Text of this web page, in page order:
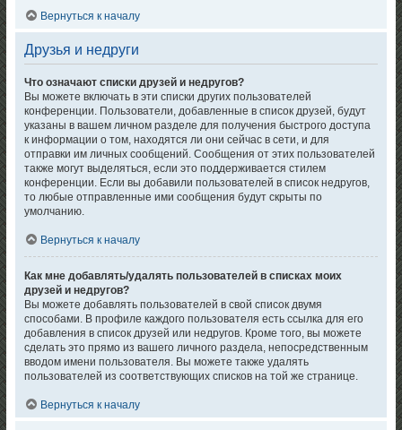
Вернуться к началу
Друзья и недруги
Что означают списки друзей и недругов?
Вы можете включать в эти списки других пользователей
конференции. Пользователи, добавленные в список друзей, будут
указаны в вашем личном разделе для получения быстрого доступа
к информации о том, находятся ли они сейчас в сети, и для
отправки им личных сообщений. Сообщения от этих пользователей
также могут выделяться, если это поддерживается стилем
конференции. Если вы добавили пользователей в список недругов,
то любые отправленные ими сообщения будут скрыты по
умолчанию.
Вернуться к началу
Как мне добавлять/удалять пользователей в списках моих
друзей и недругов?
Вы можете добавлять пользователей в свой список двумя
способами. В профиле каждого пользователя есть ссылка для его
добавления в список друзей или недругов. Кроме того, вы можете
сделать это прямо из вашего личного раздела, непосредственным
вводом имени пользователя. Вы можете также удалять
пользователей из соответствующих списков на той же странице.
Вернуться к началу